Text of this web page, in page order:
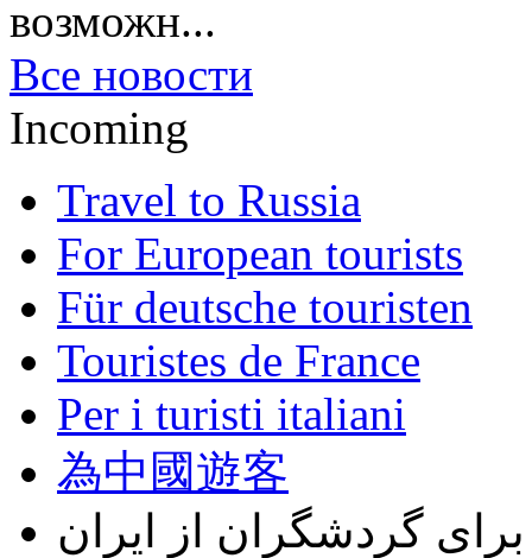
возможн...
Все новости
Incoming
Travel to Russia
For European tourists
Für deutsche touristen
Touristes de France
Per i turisti italiani
為中國遊客
برای گردشگران از ایران